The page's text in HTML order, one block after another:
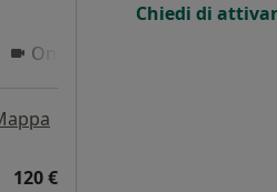
Online
120 €
Chiedi di